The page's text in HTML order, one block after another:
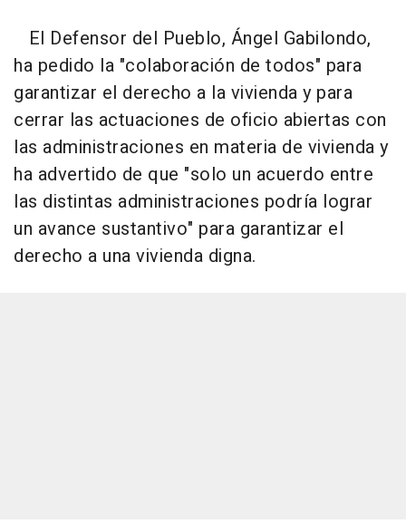
El Defensor del Pueblo, Ángel Gabilondo,
ha pedido la "colaboración de todos" para
garantizar el derecho a la vivienda y para
cerrar las actuaciones de oficio abiertas con
las administraciones en materia de vivienda y
ha advertido de que "solo un acuerdo entre
las distintas administraciones podría lograr
un avance sustantivo" para garantizar el
derecho a una vivienda digna.